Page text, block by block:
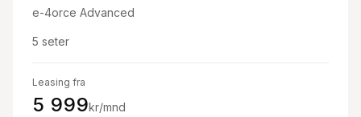
e-4orce Advanced
5 seter
Leasing fra
5 999kr/mnd